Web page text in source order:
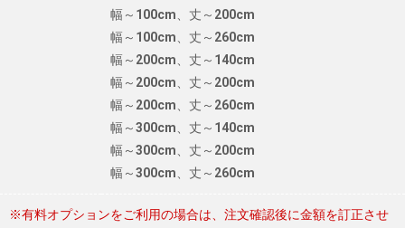
幅～100cm、丈～200cm
幅～100cm、丈～260cm
幅～200cm、丈～140cm
幅～200cm、丈～200cm
幅～200cm、丈～260cm
幅～300cm、丈～140cm
幅～300cm、丈～200cm
幅～300cm、丈～260cm
※有料オプションをご利用の場合は、注文確認後に金額を訂正させ